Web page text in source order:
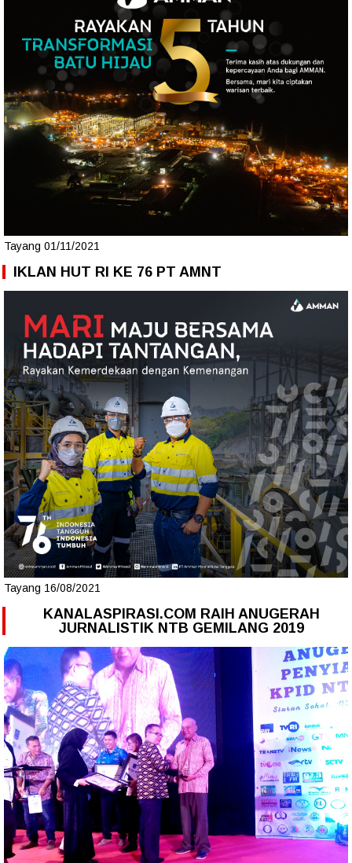
Tayang 01/11/2021
IKLAN HUT RI KE 76 PT AMNT
Tayang 16/08/2021
KANALASPIRASI.COM RAIH ANUGERAH
JURNALISTIK NTB GEMILANG 2019